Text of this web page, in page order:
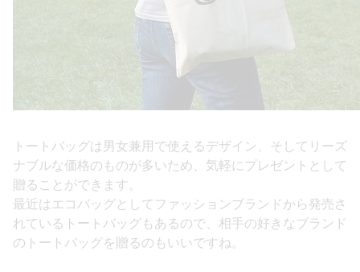
トートバッグは男女兼用で使えるデザイン、そしてリーズ
ナブルな価格のものが多いため、気軽にプレゼントとして
贈ることができます。
最近はエコバッグとしてファッションブランドから発売さ
れているトートバッグもあるので、相手の好きなブランド
のトートバッグを贈るのもいいですね。